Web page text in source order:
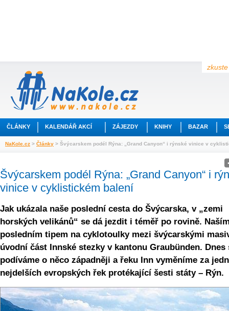
ČLÁNKY KALENDÁŘ AKCÍ ZÁJEZDY KNIHY BAZAR
NaKole.cz > Články > Švýcarskem podél Rýna: „Grand Canyon“ i rýnské vinice v
Švýcarskem podél Rýna: „Grand Canyon“ i
vinice v cyklistickém balení
Jak ukázala naše poslední cesta do Švýcarska, v „zemi
horských velikánů“ se dá jezdit i téměř po rovině.
posledním tipem na cyklotoulky mezi švýcarskými
úvodní část Innské stezky v kantonu Graubünden. Dnes
podíváme o něco západněji a řeku Inn vyměníme za
nejdelších evropských řek protékající šesti státy – Rýn.